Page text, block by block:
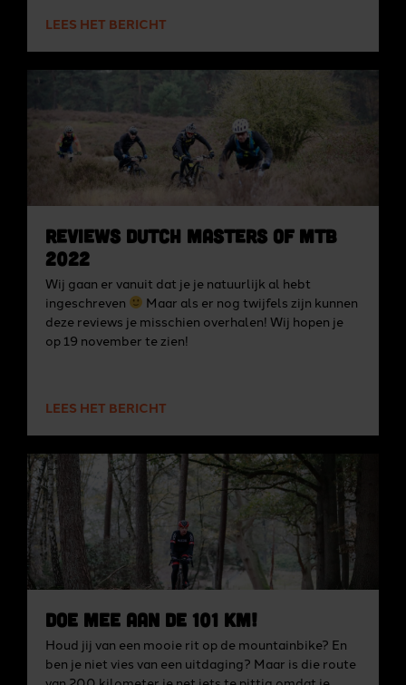
LEES HET BERICHT
Reviews Dutch Masters of MTB
2022
Wij gaan er vanuit dat je je natuurlijk al hebt
ingeschreven
Maar als er nog twijfels zijn kunnen
deze reviews je misschien overhalen! Wij hopen je
op 19 november te zien!
LEES HET BERICHT
Doe mee aan de 101 km!
Houd jij van een mooie rit op de mountainbike? En
ben je niet vies van een uitdaging? Maar is die route